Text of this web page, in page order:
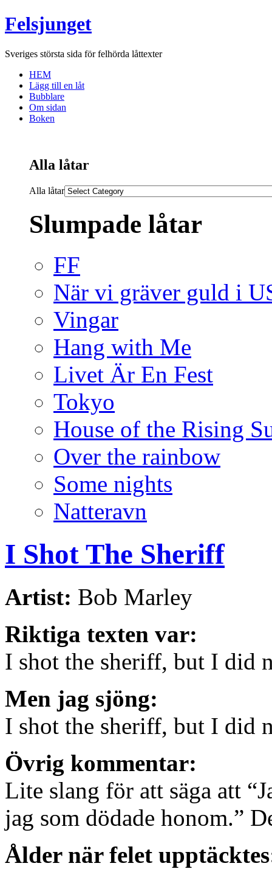
Felsjunget
Sveriges största sida för felhörda låttexter
HEM
Lägg till en låt
Bubblare
Om sidan
Boken
Alla låtar
Alla låtar
Slumpade låtar
FF
När vi gräver guld i
Vingar
Hang with Me
Livet Är En Fest
Tokyo
House of the Rising
Over the rainbow
Some nights
Natteravn
I Shot The Sheriff
Artist: Bob Marley
Riktiga texten var:
I shot the sheriff, but I did
Men jag sjöng:
I shot the sheriff, but I did
Övrig kommentar:
Lite slang för att säga att
jag som dödade honom.”
Ålder när felet